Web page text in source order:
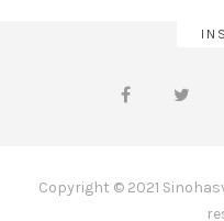
Copyright © 2021